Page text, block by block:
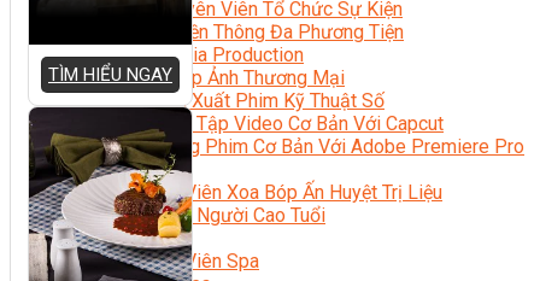
Chuyên Viên Tổ Chức Sự Kiện
Truyền Thông Đa Phương Tiện
Media Production
Nhiếp Ảnh Thương Mại
Sản Xuất Phim Kỹ Thuật Số
Biên Tập Video Cơ Bản Với Capcut
Dựng Phim Cơ Bản Với Adobe Premiere Pro
Sức Khỏe
Kỹ Thuật Viên Xoa Bóp Ấn Huyệt Trị Liệu
Chăm Sóc Người Cao Tuổi
Sắc Đẹp
Kỹ Thuật Viên Spa
TÌM HIỂU NGAY